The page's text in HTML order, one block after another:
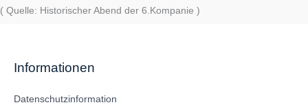
( Quelle: Historischer Abend der 6.Kompanie )
Informationen
Datenschutzinformation